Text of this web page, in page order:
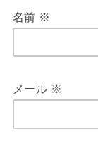
名前 ※
メール ※